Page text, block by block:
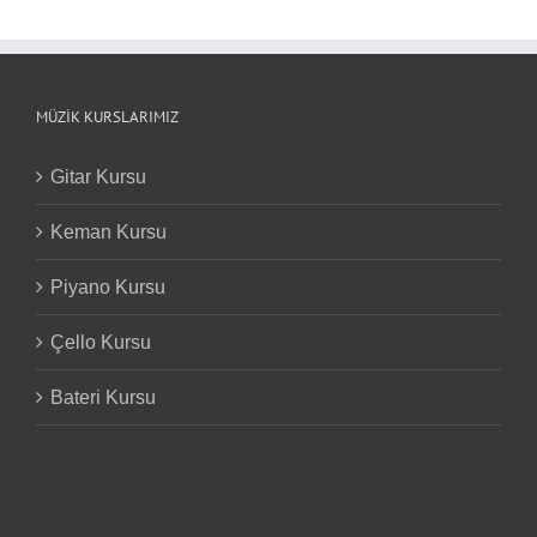
MÜZIK KURSLARIMIZ
Gitar Kursu
Keman Kursu
Piyano Kursu
Çello Kursu
Bateri Kursu